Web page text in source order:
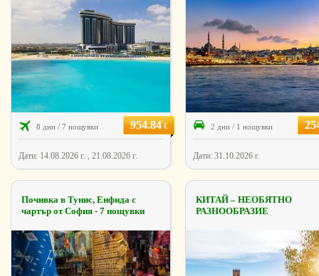
8 дни / 7 нощувки 954.84€
Дати: 14.08.2026 г. , 21.08.2026 г.
2 дни / 1 нощувки
Дати: 31.10.2026 г.
Почивка в Тунис, Енфида с
чартър от София - 7 нощувки
КИТАЙ – НЕОБЯТНО
РАЗНООБРАЗИЕ